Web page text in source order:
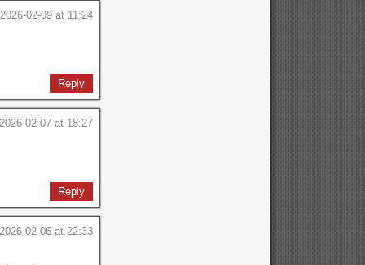
2026-02-09 at 11:24
Reply
2026-02-07 at 18:27
Reply
2026-02-06 at 22:33